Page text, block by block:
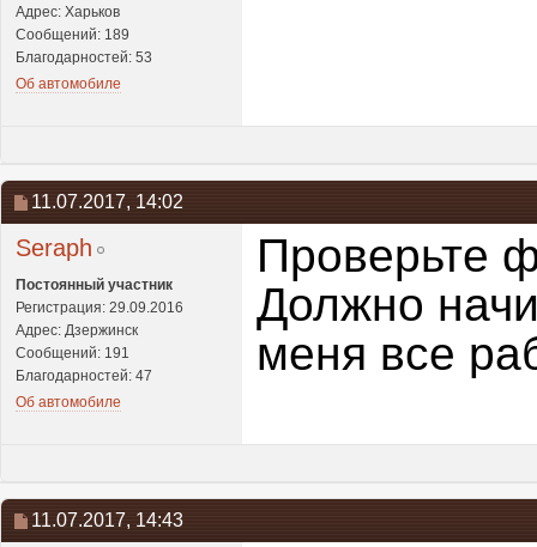
Адрес: Харьков
Сообщений: 189
Благодарностей: 53
Об автомобиле
11.07.2017, 14:02
Seraph
Постоянный участник
Регистрация: 29.09.2016
Адрес: Дзержинск
Сообщений: 191
Благодарностей: 47
Об автомобиле
Проверьте
Должно
меня все
11.07.2017, 14:43